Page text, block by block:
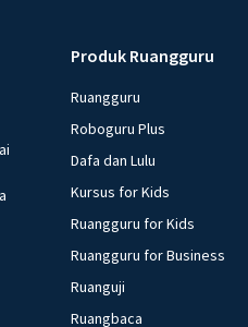
Produk Ruangguru
Ruangguru
Roboguru Plus
Dafa dan Lulu
Kursus for Kids
Ruangguru for Kids
Ruangguru for Business
Ruanguji
Ruangbaca